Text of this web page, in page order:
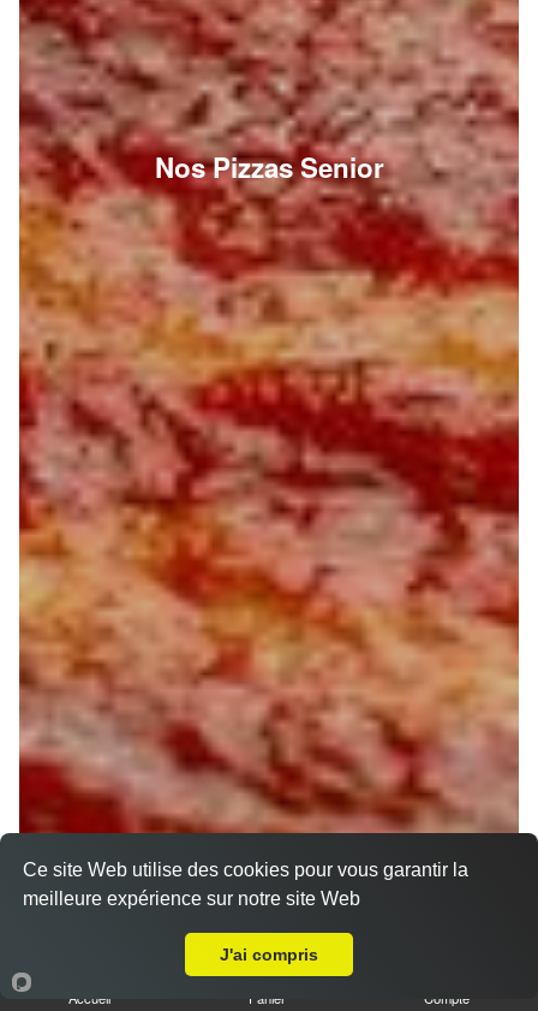
Nos Pizzas Senior
Accueil Panier Compte
Ce site Web utilise des cookies pour vous garantir la
meilleure expérience sur notre site Web
J'ai compris